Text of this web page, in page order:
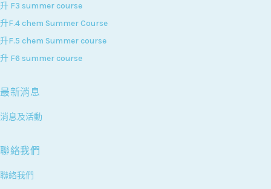
升 F3 summer course
升F.4 chem Summer Course
升F.5 chem Summer course
升 F6 summer course
最新消息
消息及活動
聯絡我們
聯絡我們